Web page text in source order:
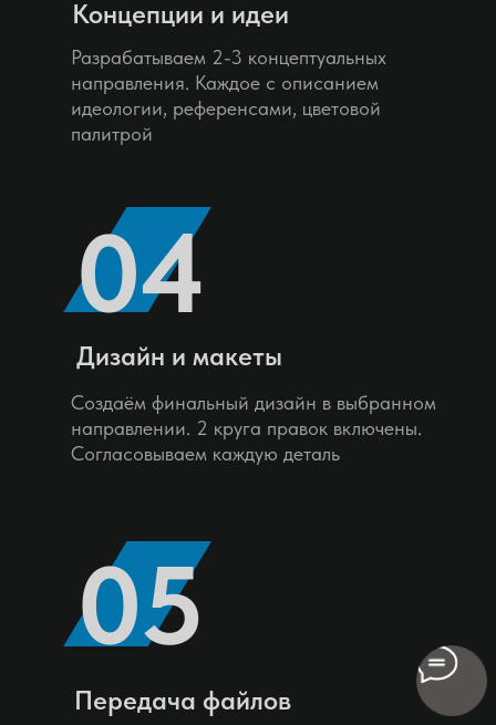
Разрабатываем 2-3 концептуальных
направления. Каждое с описанием
идеологии, референсами, цветовой
палитрой
Создаём финальный дизайн в выбранном
направлении. 2 круга правок включены.
Согласовываем каждую деталь
Дизайн и макеты
Передача файлов
04
05
Концепции и идеи